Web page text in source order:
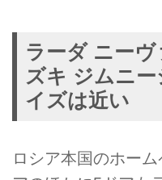
ラーダ ニー
ズキ ジムニ
イズは近い
ロシア本国のホー